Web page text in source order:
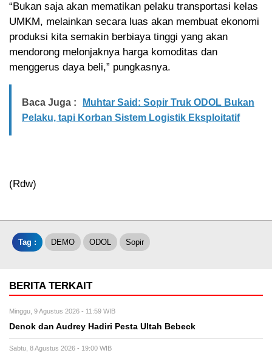
“Bukan saja akan mematikan pelaku transportasi kelas
UMKM, melainkan secara luas akan membuat ekonomi
produksi kita semakin berbiaya tinggi yang akan
mendorong melonjaknya harga komoditas dan
menggerus daya beli,” pungkasnya.
Baca Juga :
Muhtar Said: Sopir Truk ODOL Bukan
Pelaku, tapi Korban Sistem Logistik Eksploitatif
(Rdw)
Tag : DEMO ODOL Sopir
BERITA TERKAIT
Minggu, 9 Agustus 2026 - 11:59 WIB
Denok dan Audrey Hadiri Pesta Ultah Bebeck
Sabtu, 8 Agustus 2026 - 19:00 WIB